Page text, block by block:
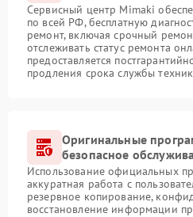
Сервисный центр Mimaki
по всей РФ, бесплатную
ремонт, включая срочный
отслеживать статус ремонта
предоставляется
продления срока службы
Оригинальные
безопасное
Использование официальных
аккуратная работа с
резервное копирование,
восстановление информации